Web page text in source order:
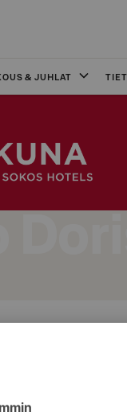
& JUHLAT